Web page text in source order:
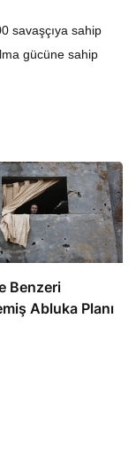
savaşçıya sahip
gücüne sahip
Benzeri
Abluka Planı